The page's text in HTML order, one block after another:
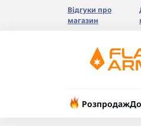
Відгуки про
магазин
Розпродаж